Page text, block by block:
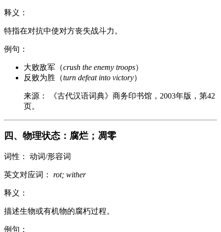
释义：
特指在对抗中使对方丧失战斗力。
例句：
大败敌军（crush the enemy troops）
反败为胜（turn defeat into victory）
来源： 《古代汉语词典》商务印书馆，2003年版，第42
页。
四、物理状态：腐烂；凋零
词性： 动词/形容词
英文对应词： rot; wither
释义：
描述生物或有机物的腐朽过程。
例句：